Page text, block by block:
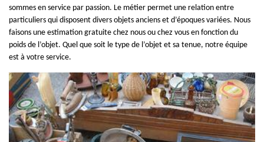
sommes en service par passion. Le métier permet une relation entre
particuliers qui disposent divers objets anciens et d’époques variées. Nous
faisons une estimation gratuite chez nous ou chez vous en fonction du
poids de l’objet. Quel que soit le type de l’objet et sa tenue, notre équipe
est à votre service.